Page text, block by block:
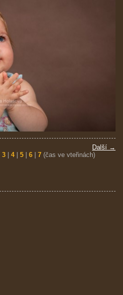
Další →
3 4| 5 6 7 (čas ve vteřinách)